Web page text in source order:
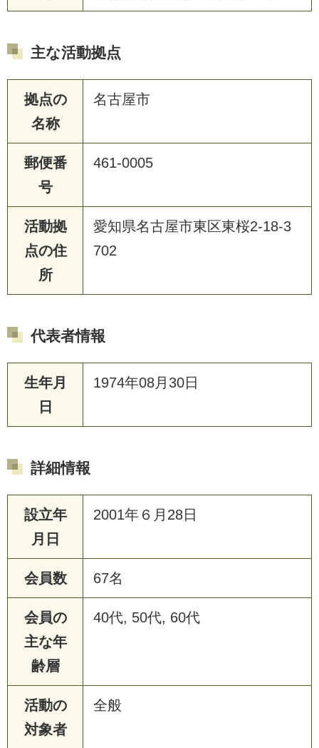
主な活動拠点
拠点の
名称
名古屋市
郵便番
号
461-0005
活動拠
点の住
所
愛知県名古屋市東区東桜2-18-3
702
代表者情報
生年月
日
1974年08月30日
詳細情報
設立年
月日
2001年６月28日
会員数 67名
会員の
主な年
齢層
40代, 50代, 60代
活動の
対象者
全般